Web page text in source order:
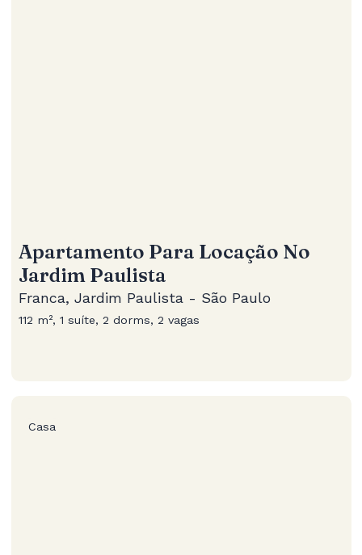
Apartamento Para Locação No
Jardim Paulista
Franca, Jardim Paulista - São Paulo
112 m², 1 suíte, 2 dorms, 2 vagas
Casa